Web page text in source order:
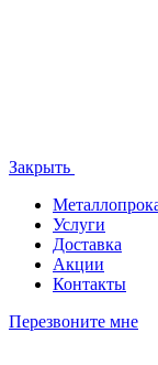
Закрыть
Услуги
Доставка
Акции
Контакты
Перезвоните мне